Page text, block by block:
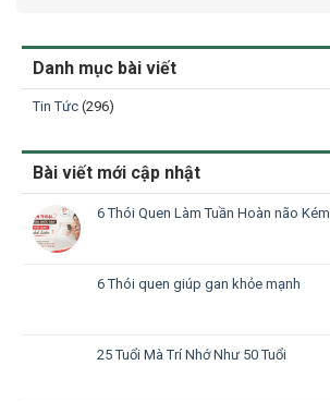
Danh mục bài viết
Tin Tức (296)
Bài viết mới cập nhật
6 Thói Quen Làm Tuần Hoàn não Kém
6 Thói quen giúp gan khỏe mạnh
25 Tuổi Mà Trí Nhớ Như 50 Tuổi